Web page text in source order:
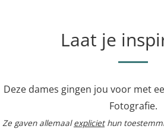
Laat je
Deze dames gingen jou voor met
Fotografie.
Ze gaven allemaalexpliciethun